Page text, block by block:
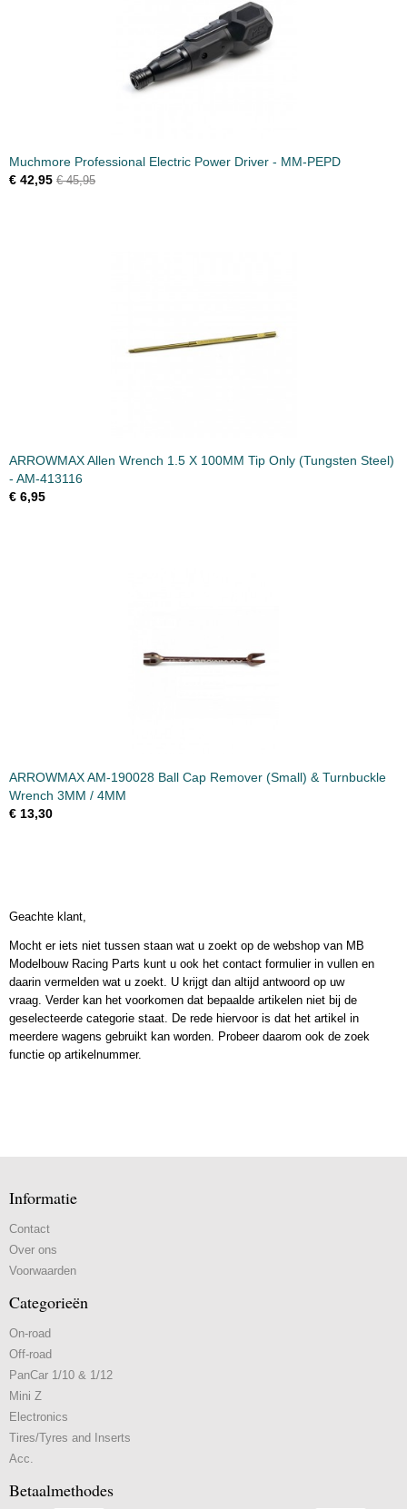
Muchmore Professional Electric Power Driver - MM-PEPD
€ 42,95 € 45,95
ARROWMAX Allen Wrench 1.5 X 100MM Tip Only (Tungsten Steel)
- AM-413116
€ 6,95
ARROWMAX AM-190028 Ball Cap Remover (Small) & Turnbuckle
Wrench 3MM / 4MM
€ 13,30
Geachte klant,
Mocht er iets niet tussen staan wat u zoekt op de webshop van MB
Modelbouw Racing Parts kunt u ook het contact formulier in vullen en
daarin vermelden wat u zoekt. U krijgt dan altijd antwoord op uw
vraag. Verder kan het voorkomen dat bepaalde artikelen niet bij de
geselecteerde categorie staat. De rede hiervoor is dat het artikel in
meerdere wagens gebruikt kan worden. Probeer daarom ook de zoek
functie op artikelnummer.
Informatie
Contact
Over ons
Voorwaarden
Categorieën
On-road
Off-road
PanCar 1/10 & 1/12
Mini Z
Electronics
Tires/Tyres and Inserts
Acc.
Betaalmethodes